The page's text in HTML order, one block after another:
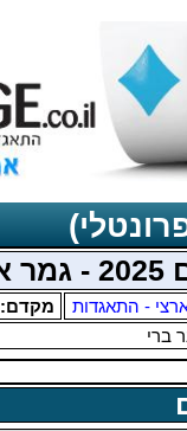
- התאגדות מקדם:
ברי